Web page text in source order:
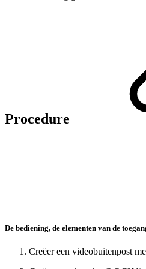
Procedure
De bediening, de elementen van de
Creëer een videobuitenpost